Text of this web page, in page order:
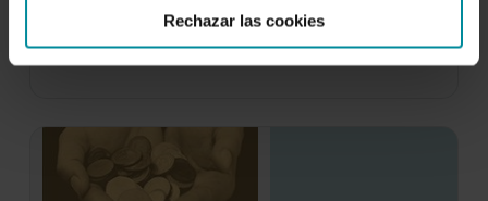
Rechazar las cookies
Dentro de los objetivos clave que se planteó la
Cátedra Cajamar de Economía y
Agroalimentación…